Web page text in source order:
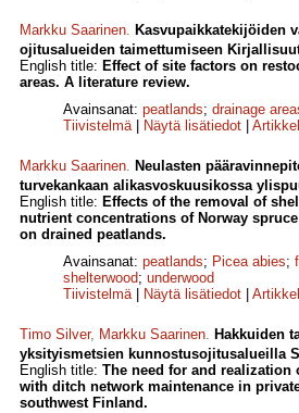
Markku Saarinen. Kasvupaikkatekijöiden
ojitusalueiden taimettumiseen
English title: Effect of site factors on
areas. A literature review.
Avainsanat: peatlands; drainage
Tiivistelmä| Näytä lisätiedot
Markku Saarinen. Neulasten
turvekankaan alikasvoskuusikossa
English title: Effects of the removal of
nutrient concentrations of Norway
on drained peatlands.
Avainsanat: peatlands; Picea abies;
shelterwood; underwood
Tiivistelmä| Näytä lisätiedot
Timo Silver, Markku Saarinen. Hakkuiden
yksityismetsien kunnostusojitusalueilla
English title: The need for and
with ditch network maintenance in
southwest Finland.